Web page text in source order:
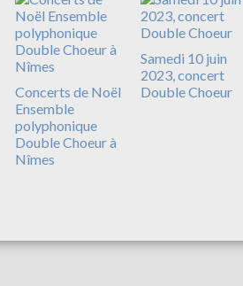
Concerts de Noël
Ensemble
polyphonique
Double Choeur à
Nîmes
Samedi 10 juin
2023, concert
Double Choeur